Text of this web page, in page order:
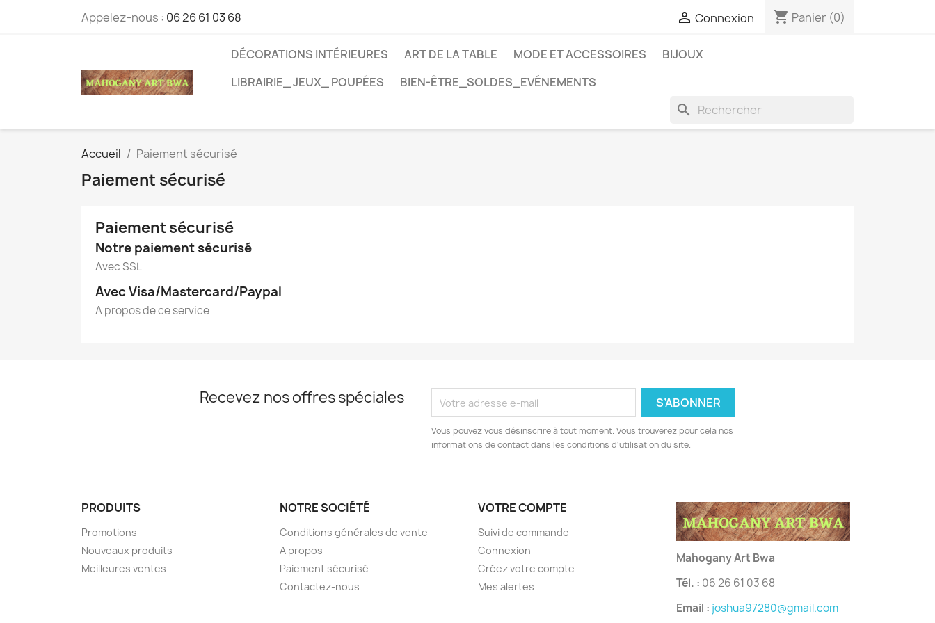
Appelez-nous : 06 26 61 03 68  Connexion shopping_cart Panier (0)
DÉCORATIONS INTÉRIEURES ART DE LA TABLE MODE ET ACCESSOIRES
BIJOUX
LIBRAIRIE_ JEUX_ POUPÉES
BIEN-ÊTRE_SOLDES_EVÉNEMENTS
search
Accueil Paiement sécurisé
Paiement sécurisé
Paiement sécurisé
Notre paiement sécurisé
Avec SSL
Avec Visa/Mastercard/Paypal
A propos de ce service
Recevez nos offres spéciales
Vous pouvez vous désinscrire à tout moment. Vous trouverez pour cela nos
informations de contact dans les conditions d'utilisation du site.
PRODUITS
Promotions
Nouveaux produits
Meilleures ventes
NOTRE SOCIÉTÉ
Conditions générales de vente
A propos
Paiement sécurisé
Contactez-nous
VOTRE COMPTE
Suivi de commande
Connexion
Créez votre compte
Mes alertes
Mahogany Art Bwa
Tél. : 06 26 61 03 68
Email : joshua97280@gmail.com